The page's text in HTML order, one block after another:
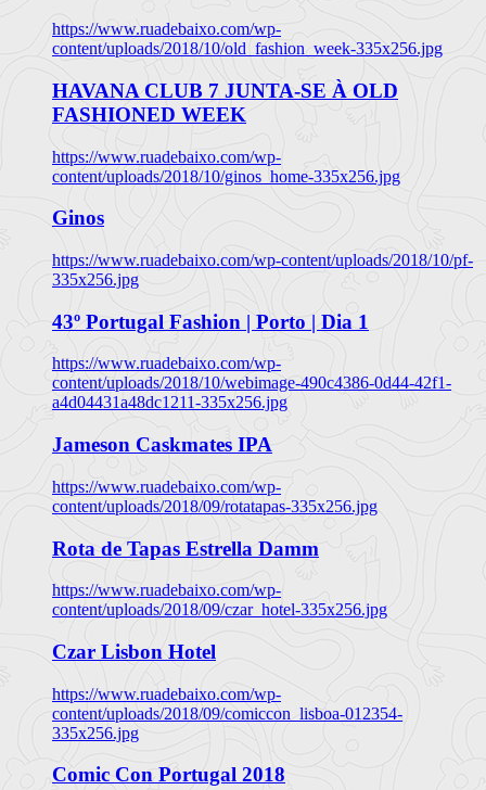
https://www.ruadebaixo.com/wp-
content/uploads/2018/10/old_fashion_week-335x256.jpg
HAVANA CLUB 7 JUNTA-SE À OLD
FASHIONED WEEK
https://www.ruadebaixo.com/wp-
content/uploads/2018/10/ginos_home-335x256.jpg
Ginos
https://www.ruadebaixo.com/wp-content/uploads/2018/10/pf-
335x256.jpg
43º Portugal Fashion | Porto | Dia 1
https://www.ruadebaixo.com/wp-
content/uploads/2018/10/webimage-490c4386-0d44-42f1-
a4d04431a48dc1211-335x256.jpg
Jameson Caskmates IPA
https://www.ruadebaixo.com/wp-
content/uploads/2018/09/rotatapas-335x256.jpg
Rota de Tapas Estrella Damm
https://www.ruadebaixo.com/wp-
content/uploads/2018/09/czar_hotel-335x256.jpg
Czar Lisbon Hotel
https://www.ruadebaixo.com/wp-
content/uploads/2018/09/comiccon_lisboa-012354-
335x256.jpg
Comic Con Portugal 2018